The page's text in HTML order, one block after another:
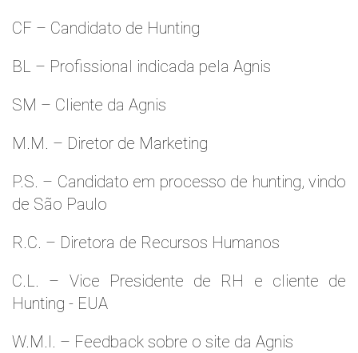
CF – Candidato de Hunting
BL – Profissional indicada pela Agnis
SM – Cliente da Agnis
M.M. – Diretor de Marketing
P.S. – Candidato em processo de hunting, vindo
de São Paulo
R.C. – Diretora de Recursos Humanos
C.L. – Vice Presidente de RH e cliente de
Hunting - EUA
W.M.l. – Feedback sobre o site da Agnis